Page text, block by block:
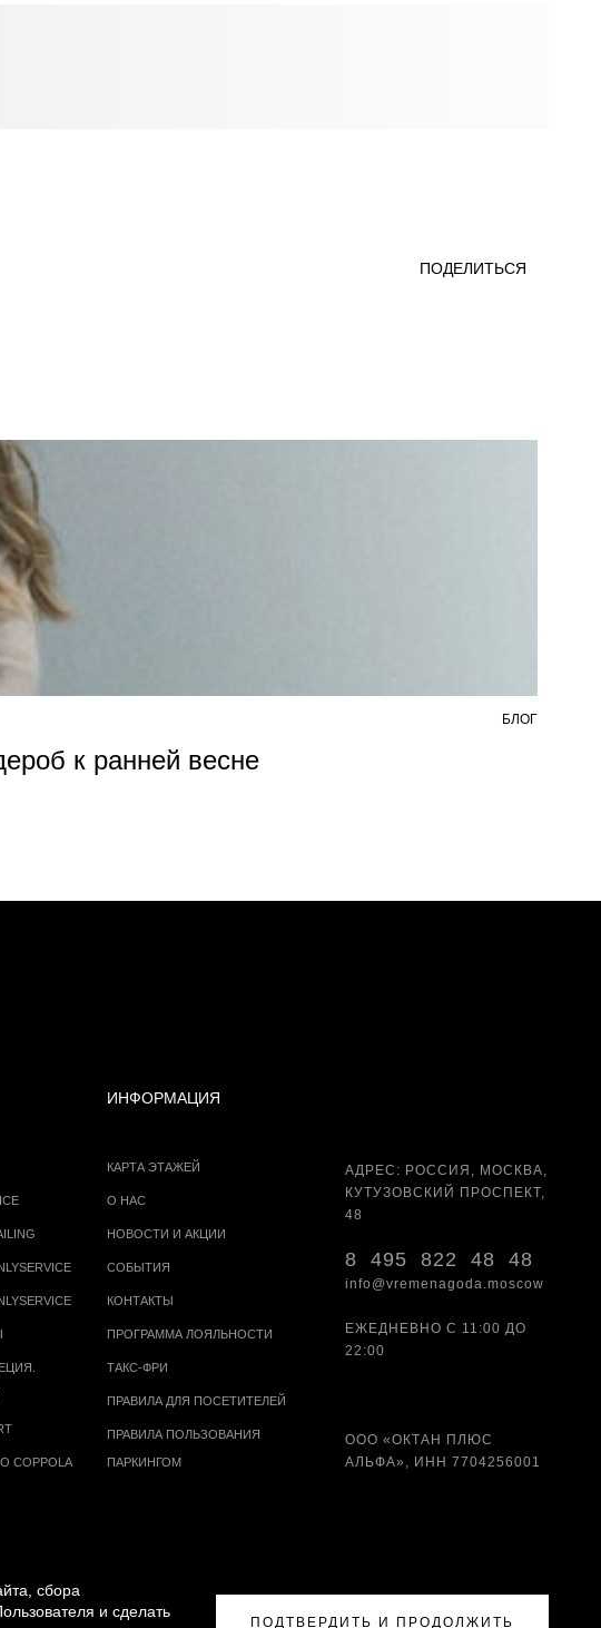
ПОДЕЛИТЬСЯ
БЛОГ
к ранней весне
COPPOLA
ИНФОРМАЦИЯ
КАРТА ЭТАЖЕЙ
О НАС
НОВОСТИ И АКЦИИ
СОБЫТИЯ
КОНТАКТЫ
ПРОГРАММА ЛОЯЛЬНОСТИ
ТАКС-ФРИ
ПРАВИЛА ДЛЯ ПОСЕТИТЕЛЕЙ
ПРАВИЛА ПОЛЬЗОВАНИЯ
ПАРКИНГОМ
АДРЕС: РОССИЯ, МОСКВА,
КУТУЗОВСКИЙ ПРОСПЕКТ,
48
8 495 822 48 48
info@vremenagoda.moscow
ЕЖЕДНЕВНО С 11:00 ДО
22:00
ООО «ОКТАН ПЛЮС
АЛЬФА», ИНН 7704256001
сбора
и сделать
ПОДТВЕРДИТЬ И ПРОДОЛЖИТЬ